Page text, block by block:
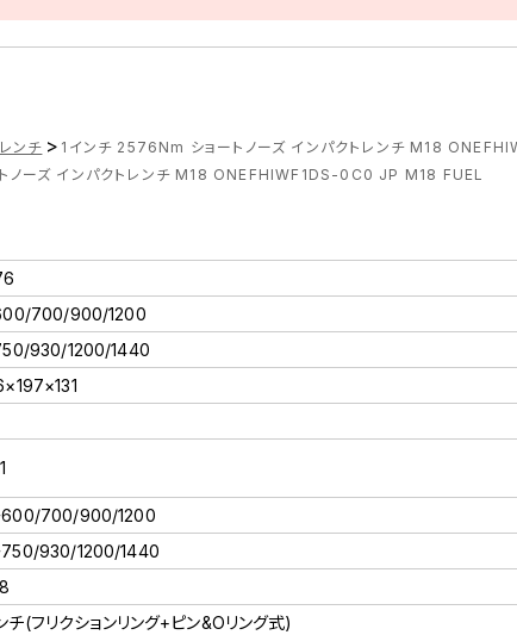
ンチ > 1インチ 2576Nm ショートノーズ インパクトレンチ M18
ノーズ インパクトレンチ M18 ONEFHIWF1DS-0C0 JP M18 FUEL
700/900/1200
930/1200/1440
700/900/1200
930/1200/1440
チ(フリクションリング+ピン&Oリング式)